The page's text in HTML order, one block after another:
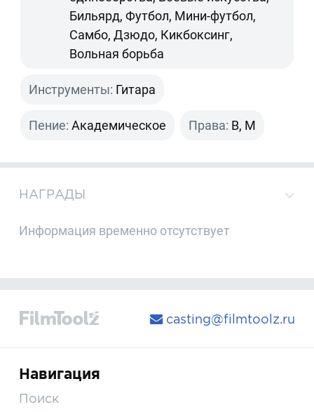
Бильярд, Футбол, Мини-футбол,
Самбо, Дзюдо, Кикбоксинг,
Вольная борьба
Инструменты: Гитара
Пение: Академическое Права: B, M
НАГРАДЫ
Информация временно отсутствует
casting@filmtoolz.ru
Навигация
Поиск